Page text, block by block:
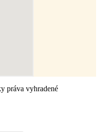
práva vyhradené